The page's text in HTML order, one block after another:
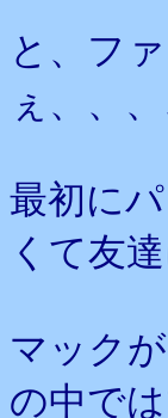
と、フ
ぇ、、、
最初に
くて友
マック
の中で